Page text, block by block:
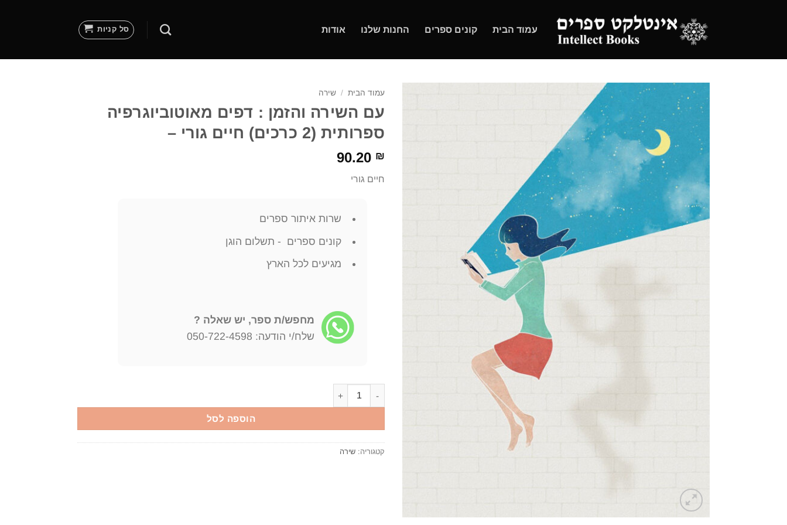
עמוד הבית קונים ספרים החנות שלנו אודות סל קניות
עמוד הבית / שירה
עם השירה והזמן : דפים מאוטוביוגרפיה
ספרותית (2 כרכים) חיים גורי –
90.20 ₪
חיים גורי
שרות איתור ספרים
קונים ספרים - תשלום הוגן
מגיעים לכל הארץ
מחפש/ת ספר, יש שאלה ?
שלח/י הודעה: 050-722-4598
כמות של עם השירה והזמן : דפים מאוטוביוגרפיה ספרותית (2 כרכים) חיים גורי -
הוספה לסל
קטגוריה: שירה